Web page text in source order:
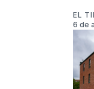
EL
6 de